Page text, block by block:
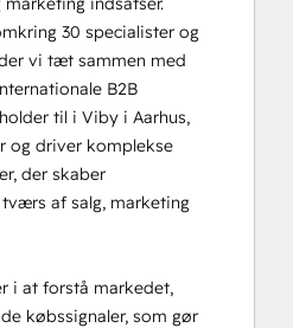
30 specialister og
vi tæt sammen med
B2B
til i Viby i Aarhus,
og driver komplekse
der skaber
af salg, marketing
i at forstå markedet,
købssignaler, som gør